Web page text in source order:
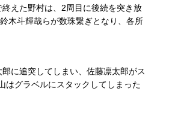
えた野村は、2周目に後続を突き放
木斗輝哉らが数珠繋ぎとなり、各所
に追突してしまい、佐藤凛太郎がス
はグラベルにスタックしてしまった